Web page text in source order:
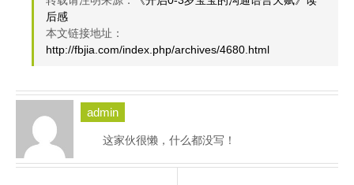
后感
本文链接地址：
http://fbjia.com/index.php/archives/4680.html
admin
这家伙很懒，什么都没写！